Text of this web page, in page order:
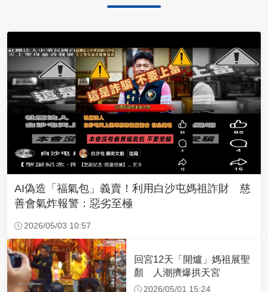
AI偽造「福氣包」義賣！利用白沙屯媽祖詐財 慈
善會氣炸報警：惡劣至極
2026/05/03 10:57
回宮12天「開爐」媽祖展聖
顏 人潮擠爆拱天宮
2026/05/01 15:24